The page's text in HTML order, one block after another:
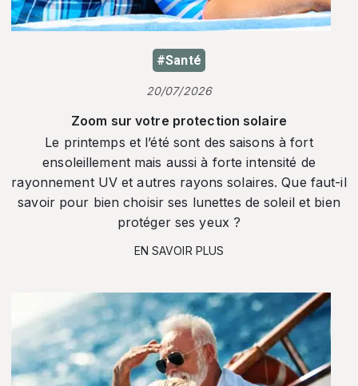
#Santé
20/07/2026
Zoom sur votre protection solaire
Le printemps et l’été sont des saisons à fort
ensoleillement mais aussi à forte intensité de
rayonnement UV et autres rayons solaires. Que faut-il
savoir pour bien choisir ses lunettes de soleil et bien
protéger ses yeux ?
EN SAVOIR PLUS